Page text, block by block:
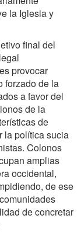
la Iglesia y
final del
provocar
forzado de la
a favor del
de la
de
la política sucia
Colonos
amplias
occidental,
de ese
de concretar